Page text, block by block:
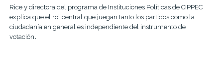
Rice y directora del programa de Instituciones Políticas de CIPPEC
explica que el rol central que juegan tanto los partidos como la
ciudadanía en general es independiente del instrumento de
votación.